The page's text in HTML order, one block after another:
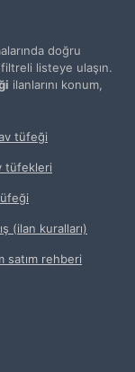
doğru
listeye ulaşın.
ilanlarını konum,
tüfeği
tüfekleri
(ilan kuralları)
satım rehberi